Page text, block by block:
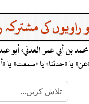
راویوں کی
محمد بن أبي عمر العدني، أبو
«حدثنا» یا «سمعت» یا